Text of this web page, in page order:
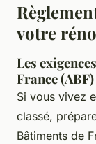
votre
Les
France (ABF)
Si vous vivez
classé,
Bâtiments de